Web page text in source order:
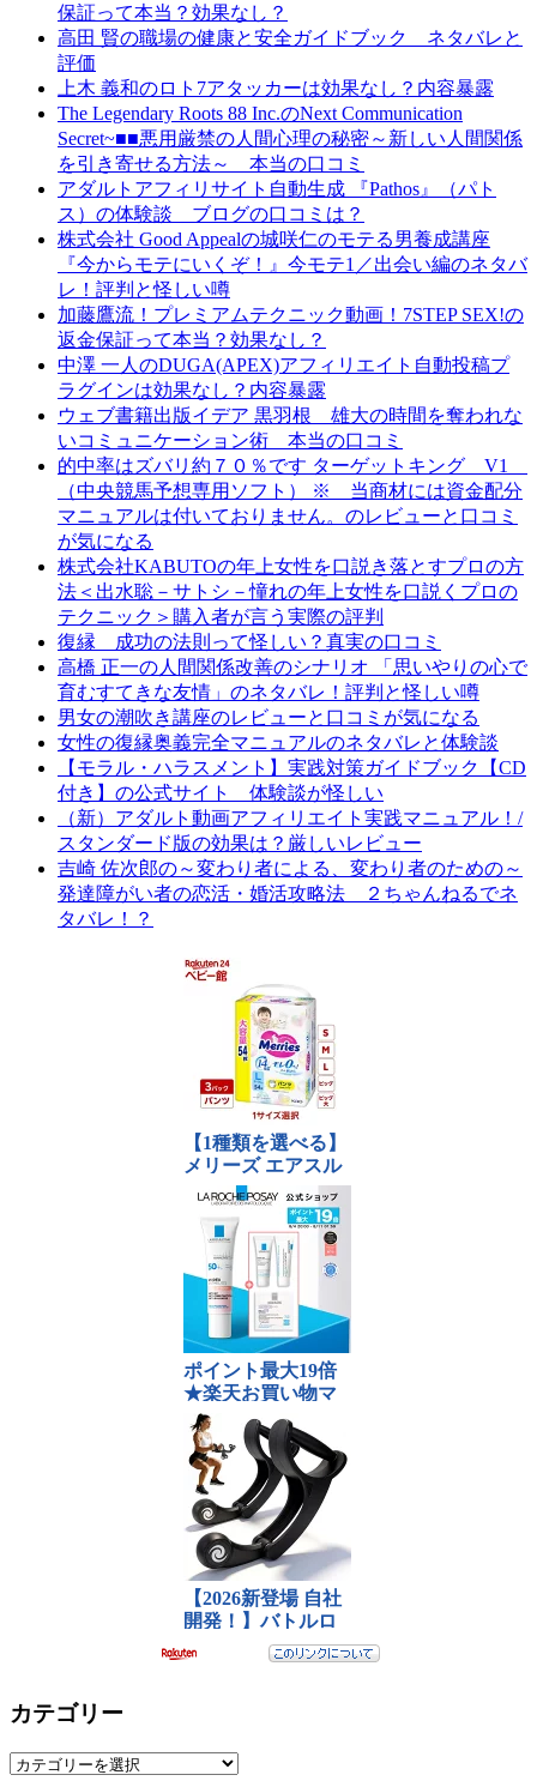
保証って本当？効果なし？
高田 賢の職場の健康と安全ガイドブック ネタバレと
評価
上木 義和のロト7アタッカーは効果なし？内容暴露
The Legendary Roots 88 Inc.のNext Communication
Secret~■■悪用厳禁の人間心理の秘密～新しい人間関係
を引き寄せる方法～ 本当の口コミ
アダルトアフィリサイト自動生成 『Pathos』（パト
ス）の体験談 ブログの口コミは？
株式会社 Good Appealの城咲仁のモテる男養成講座
『今からモテにいくぞ！』今モテ1／出会い編のネタバ
レ！評判と怪しい噂
加藤鷹流！プレミアムテクニック動画！7STEP SEX!の
返金保証って本当？効果なし？
中澤 一人のDUGA(APEX)アフィリエイト自動投稿プ
ラグインは効果なし？内容暴露
ウェブ書籍出版イデア 黒羽根 雄大の時間を奪われな
いコミュニケーション術 本当の口コミ
的中率はズバリ約７０％です ターゲットキング V1
（中央競馬予想専用ソフト） ※ 当商材には資金配分
マニュアルは付いておりません。のレビューと口コミ
が気になる
株式会社KABUTOの年上女性を口説き落とすプロの方
法＜出水聡－サトシ－憧れの年上女性を口説くプロの
テクニック＞購入者が言う実際の評判
復縁 成功の法則って怪しい？真実の口コミ
高橋 正一の人間関係改善のシナリオ 「思いやりの心で
育むすてきな友情」のネタバレ！評判と怪しい噂
男女の潮吹き講座のレビューと口コミが気になる
女性の復縁奥義完全マニュアルのネタバレと体験談
【モラル・ハラスメント】実践対策ガイドブック【CD
付き】の公式サイト 体験談が怪しい
（新）アダルト動画アフィリエイト実践マニュアル！/
スタンダード版の効果は？厳しいレビュー
吉崎 佐次郎の～変わり者による、変わり者のための～
発達障がい者の恋活・婚活攻略法 ２ちゃんねるでネ
タバレ！？
カテゴリー
カ